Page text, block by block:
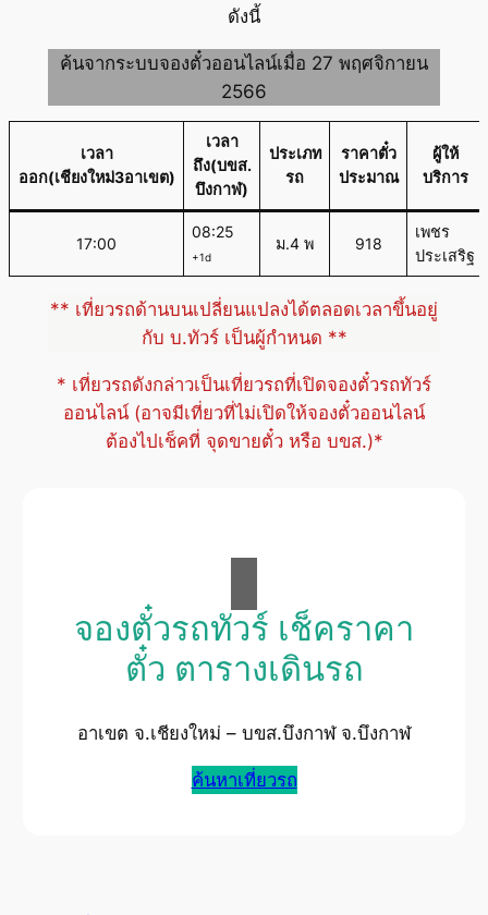
ดังนี้
ค้นจากระบบจองตั๋วออนไลน์เมื่อ 27 พฤศจิกายน
2566
เวลา
ออก(เชียงใหม่3อาเขต)
เวลา
ถึง(บขส.
บึงกาฬ)
ประเภท
รถ
ราคาตั๋ว
ประมาณ
ผู้ให้
บริการ
17:00
08:25
+1d
ม.4 พ 918
เพชร
ประเสริฐ
** เที่ยวรถด้านบนเปลี่ยนแปลงได้ตลอดเวลาขึ้นอยู่
กับ บ.ทัวร์ เป็นผู้กำหนด **
* เที่ยวรถดังกล่าวเป็นเที่ยวรถที่เปิดจองตั๋วรถทัวร์
ออนไลน์ (อาจมีเที่ยวที่ไม่เปิดให้จองตั๋วออนไลน์
ต้องไปเช็คที่ จุดขายตั๋ว หรือ บขส.)*
จองตั๋วรถทัวร์ เช็คราคา
ตั๋ว ตารางเดินรถ
อาเขต จ.เชียงใหม่ – บขส.บึงกาฬ จ.บึงกาฬ
ค้นหาเที่ยวรถ